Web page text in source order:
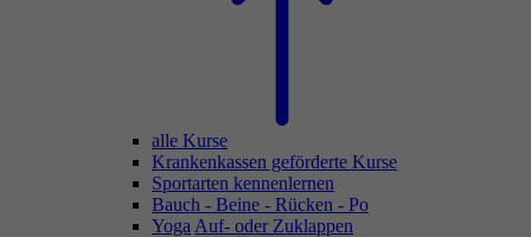
alle Kurse
Krankenkassen geförderte Kurse
Sportarten kennenlernen
Bauch - Beine - Rücken - Po
Yoga Auf- oder Zuklappen